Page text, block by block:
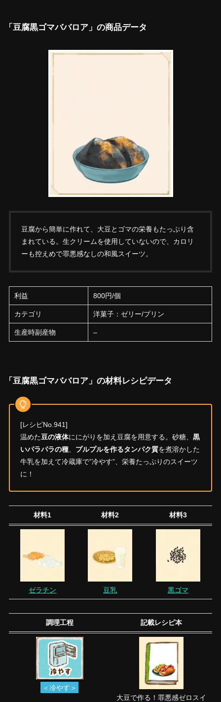
「豆腐黒ゴマババロア」の商品データ
豆腐から簡単に作れて、大豆とゴマの栄養もたっぷり含
まれている。生クリームを使用していないので、カロリ
ーも控えめで罪悪感なしの和風スイーツ。
利益 800円/個
カテゴリ 洋菓子：ゼリー/プリン
生産時副産物 –
「豆腐黒ゴマババロア」の材料レシピデータ
[レシピNo.941]
温めた豆の液体ににがりを加え豆腐を用意する。砂糖、 黒
いパラパラの種、 プルプルを作るタンパク質を煮溶かした
牛乳を加えて冷蔵庫で”冷やす”、栄養たっぷりのスイーツ
に！
材料1 材料2 材料3
ゼラチン 豆乳 黒ゴマ
調理工程 記載レシピ本
＜冷やす＞
大豆で作る！罪悪感ゼロスイ